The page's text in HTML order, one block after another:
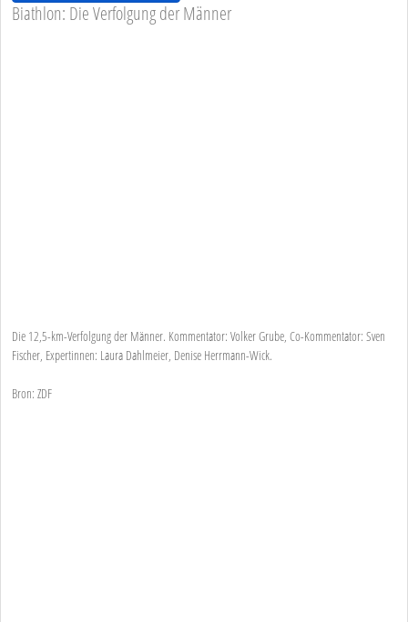
Biathlon: Die Verfolgung der Männer
Die 12,5-km-Verfolgung der Männer. Kommentator: Volker Grube, Co-Kommentator: Sven
Fischer, Expertinnen: Laura Dahlmeier, Denise Herrmann-Wick.
Bron: ZDF